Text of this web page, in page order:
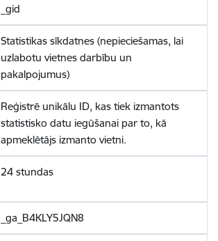
_gid
Statistikas sīkdatnes (nepieciešamas, lai
uzlabotu vietnes darbību un
pakalpojumus)
Reģistrē unikālu ID, kas tiek izmantots
statistisko datu iegūšanai par to, kā
apmeklētājs izmanto vietni.
24 stundas
_ga_B4KLY5JQN8